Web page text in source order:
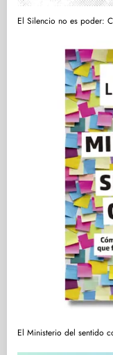
El Silencio no es poder:
El Ministerio del sentido